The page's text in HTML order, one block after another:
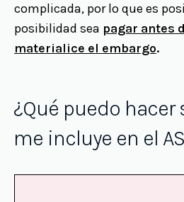
complicada, por lo que es
posibilidad sea pagar antes
materialice el embargo.
¿Qué puedo
me incluye en el